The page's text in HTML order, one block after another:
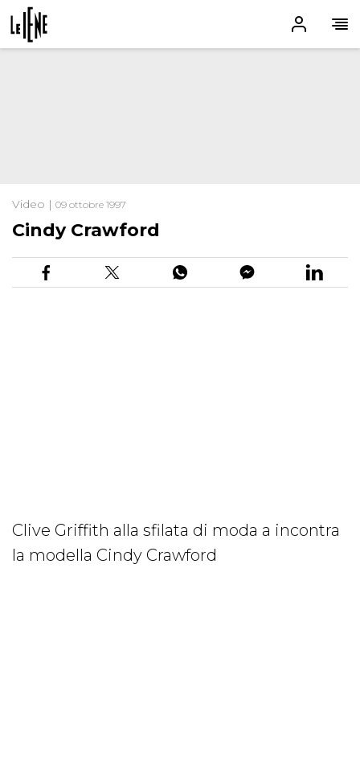
Video | 09 ottobre 1997
Cindy Crawford
Clive Griffith alla sfilata di moda a incontra
la modella Cindy Crawford